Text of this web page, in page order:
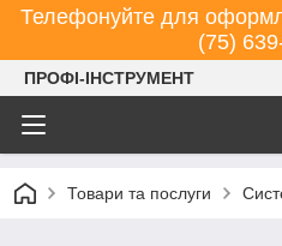
Телефонуйте для
(75)
ПРОФІ-ІНСТРУМЕНТ
Товари та послуги